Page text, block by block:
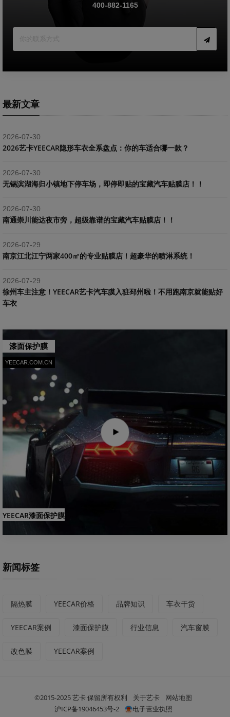
400-882-1165
最新文章
2026-07-30
2026艺卡YEECAR隐形车衣全系盘点：你的车适合哪一款？
2026-07-30
​无锡滨湖海归小镇地下停车场，即停即贴的宝藏汽车贴膜店！！
2026-07-30
南通崇川能达夜市旁，超级靠谱的宝藏汽车贴膜店！！
2026-07-29
南京江北江宁两家400㎡的专业贴膜店！超豪华的喷淋系统！
2026-07-29
​徐州车主注意！YEECAR艺卡汽车膜入驻邳州啦！不用跑南京就能贴好
车衣
漆面保护膜
YEECAR.COM.CN
YEECAR漆面保护膜
新闻标签
隔热膜 YEECAR价格 品牌知识 车衣干货
YEECAR案例 漆面保护膜 行业信息 汽车窗膜
改色膜 YEECAR案例
©2015-2025 艺卡 保留所有权利 关于艺卡
网站地图
沪ICP备19046453号-2
电子营业执照